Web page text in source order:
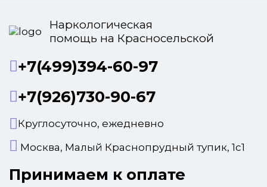
Наркологическая
помощь на Красносельской
+7(499)394-60-97
+7(926)730-90-67
Круглосуточно, ежедневно
Москва, Малый Краснопрудный тупик, 1с1
Принимаем к оплате